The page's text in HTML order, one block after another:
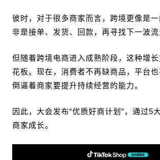
彼时，对于很多商家而言，跨境更像是
非是接单、发货、回款，再寻找下一波流
但随着跨境电商进入成熟阶段，这种增
花板。现在，消费者不再缺商品，平台
倒逼着商家要提升持续经营的能力。
因此，大会发布“优质好商计划”，通过5
商家成长。